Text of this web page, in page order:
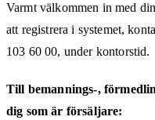
Varmt välkommen in med
att registrera i systemet,
103 60 00, under kontorstid.
Till bemannings-,
dig som är försäljare: